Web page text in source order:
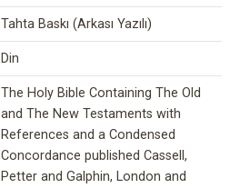
Tahta Baskı (Arkası Yazılı)
Din
The Holy Bible Containing The Old
and The New Testaments with
References and a Condensed
Concordance published Cassell,
Petter and Galphin, London and